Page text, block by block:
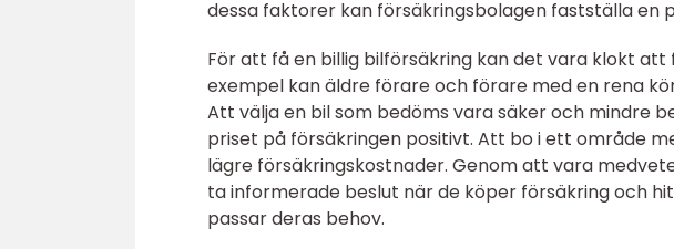
dessa faktorer kan försäkringsbolagen fastställa en
För att få en billig bilförsäkring kan det vara klokt
exempel kan äldre förare och förare med en rena
Att välja en bil som bedöms vara säker och mindre
priset på försäkringen positivt. Att bo i ett område
lägre försäkringskostnader. Genom att vara
ta informerade beslut när de köper försäkring och
passar deras behov.